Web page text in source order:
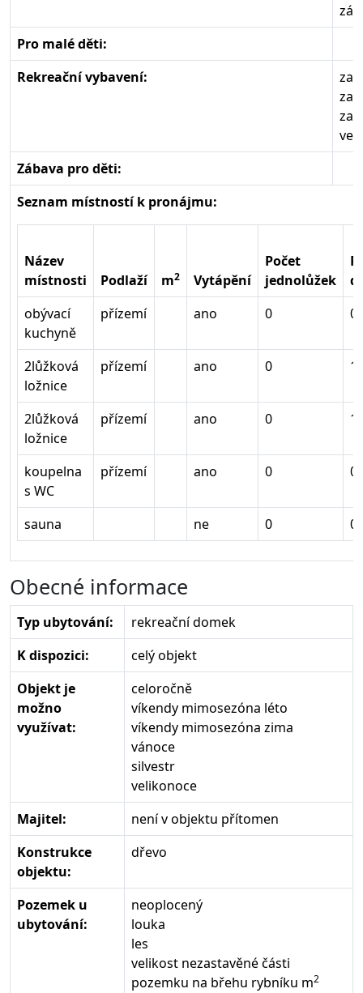
Pro malé děti:
Rekreační vybavení:
Zábava pro děti:
Seznam místností k pronájmu:
Název
místnosti
Podlaží m2 Vytápění
Počet
jednolůžek
obývací
kuchyně
přízemí ano 0 0
2lůžková
ložnice
přízemí ano 0 1
2lůžková
ložnice
přízemí ano 0 1
koupelna
s WC
přízemí ano 0 0
sauna ne 0 0
Obecné informace
Typ ubytování:
rekreační domek
K dispozici:
celý objekt
Objekt je
možno
využívat:
celoročně
víkendy mimosezóna léto
víkendy mimosezóna zima
vánoce
silvestr
velikonoce
Majitel:
není v objektu přítomen
Konstrukce
objektu:
dřevo
Pozemek u
ubytování:
neoplocený
louka
les
velikost nezastavěné části
pozemku na břehu rybníku m2